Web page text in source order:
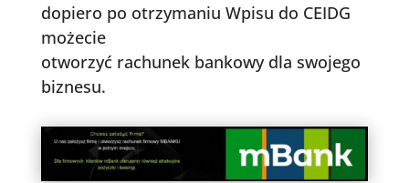
dopiero po otrzymaniu Wpisu do CEIDG
możecie
otworzyć rachunek bankowy dla swojego
biznesu.